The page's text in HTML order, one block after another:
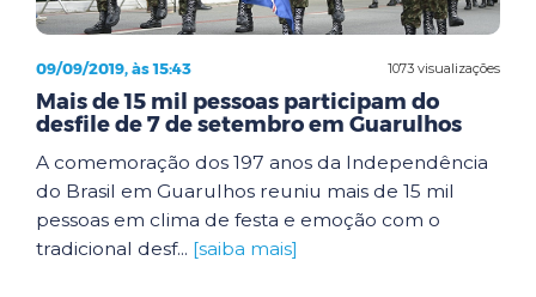
1073 visualizações
09/09/2019, às 15:43
Mais de 15 mil pessoas participam do
desfile de 7 de setembro em Guarulhos
A comemoração dos 197 anos da Independência
do Brasil em Guarulhos reuniu mais de 15 mil
pessoas em clima de festa e emoção com o
tradicional desf... [saiba mais]